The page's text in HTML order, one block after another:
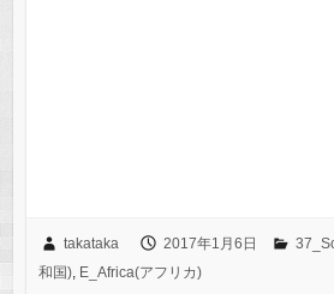
takataka 2017年1月6日
和国), E_Africa(アフリカ)